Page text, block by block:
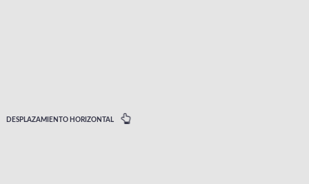
DESPLAZAMIENTO HORIZONTAL